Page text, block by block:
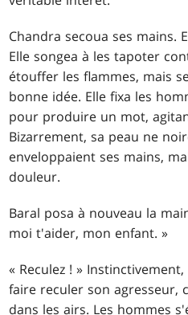
Chandra secoua ses mains.
Elle songea à les tapoter
étouffer les flammes, mais
bonne idée. Elle fixa les
pour produire un mot,
Bizarrement, sa peau ne
enveloppaient ses mains,
douleur.
Baral posa à nouveau la
moi t'aider, mon enfant. »
« Reculez ! »
faire reculer son agresseur,
dans les airs. Les hommes